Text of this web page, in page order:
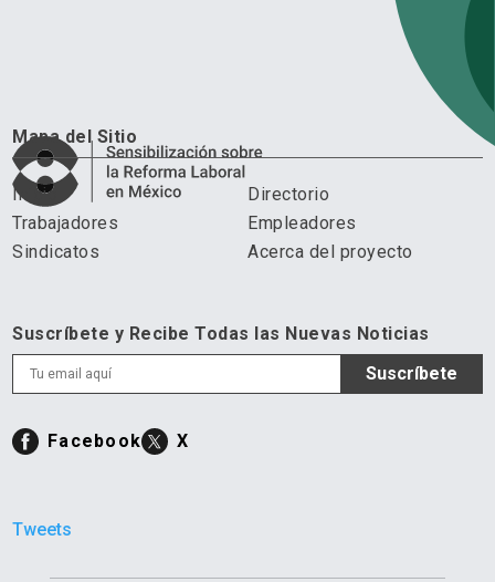
Mapa del Sitio
Inicio
Directorio
Trabajadores
Empleadores
Sindicatos
Acerca del proyecto
Suscríbete y Recibe Todas las Nuevas Noticias
Facebook X
Tweets